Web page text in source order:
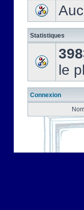
Statistiques
le
Connexion